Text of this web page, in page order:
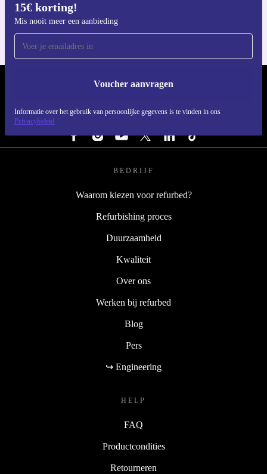
15€ korting!
Mis nooit meer een aanbieding
Voucher aanvragen
Informatie over het gebruik van persoonlijke gegevens is te vinden in ons
Privacybeleid
REFURBED NEDERLAND - RETHINK NEW.
VOLG ONS
BEDRIJF
Waarom kiezen voor refurbed?
Refurbishing proces
Duurzaamheid
Kwaliteit
Over ons
Werken bij refurbed
Blog
Pers
↪ Engineering
HELP
FAQ
Productcondities
Retourneren